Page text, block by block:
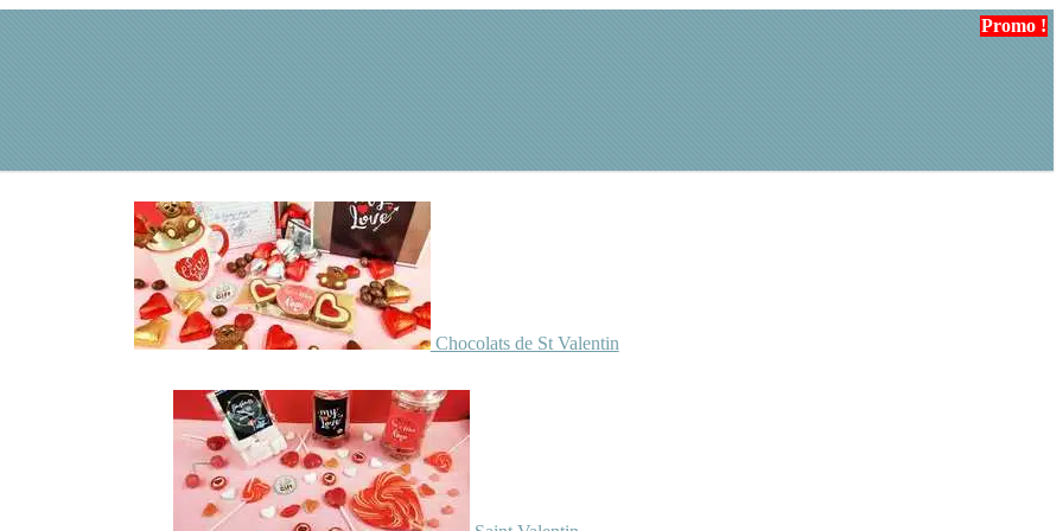
Chocolats de St Valentin
Promo !
Promo !